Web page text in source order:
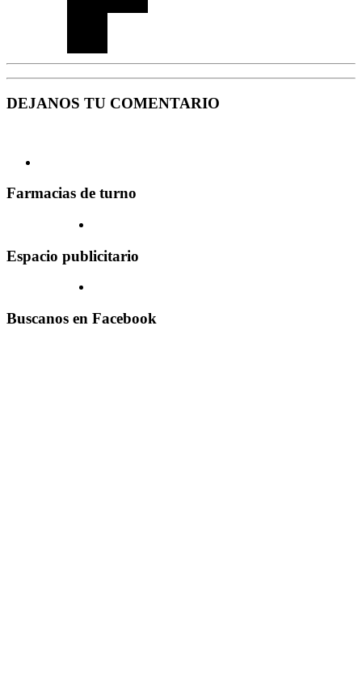
DEJANOS TU COMENTARIO
Farmacias de turno
Espacio publicitario
Buscanos en Facebook